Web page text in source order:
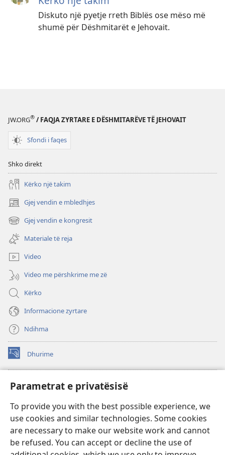
Parametrat e privatësisë
To provide you with the best possible experience, we
use cookies and similar technologies. Some cookies
are necessary to make our website work and cannot
be refused. You can accept or decline the use of
Diskuto një pyetje rreth Biblës ose mëso më
shumë për Dëshmitarët e Jehovait.
JW.ORG® / FAQJA ZYRTARE E DËSHMITARËVE TË JEHOVAIT
Sfondi i faqes
Shko direkt
Kërko një takim
Gjej vendin e mbledhjes
(hap
dritare
të
re)
Gjej vendin e kongresit
(hap
dritare
të
re)
Materiale të reja
Video
Video me përshkrime me zë
Kërko
Informacione zyrtare
Ndihma
Dhurime
(hap
dritare
re)
BIBLIOTEKA ONLINE Watchtower
(hap
të
re)
JW Hub
(hap
dritare
të
re)
JW Library
Biblioteka Watchtower